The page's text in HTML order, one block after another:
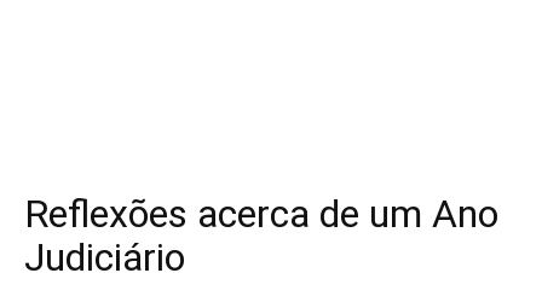
Reflexões acerca de um Ano
Judiciário